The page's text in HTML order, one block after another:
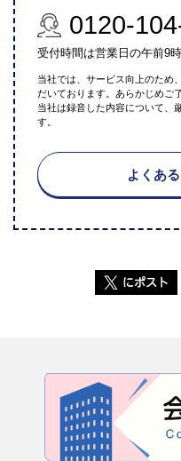
0120-
受付時間は営業日の午前9
当社では、サービス向上のため
だいております。あらかじめご
当社は録音した内容について、
す。
よくあ